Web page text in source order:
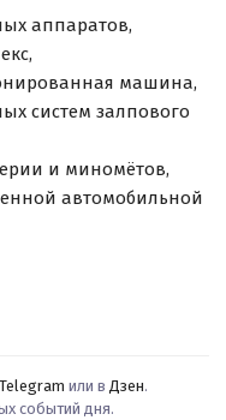
аппаратов,
машина,
систем залпового
и миномётов,
автомобильной
Telegram или в Дзен.
событий дня.